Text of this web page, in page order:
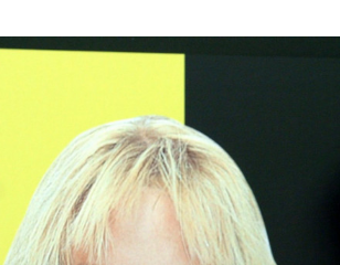
non ha più centrali elettriche intatte